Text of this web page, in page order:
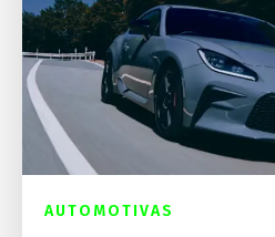
AUTOMOTIVAS